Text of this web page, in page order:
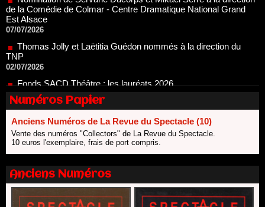
07/07/2026
Thomas Jolly et Laëtitia Guédon nommés à la direction du
TNP
02/07/2026
Fonds SACD Théâtre : les lauréats 2026
23/06/2026
Dispositif ARTCENA Écrire pour le cirque, les lauréats 2026 !
20/06/2026
Le palmarès des prix SACD 2026
18/06/2026
Les 10 lauréats du Fonds Grandes Formes Théâtre 2026
Nomination de Nathalie Garraud et Olivier Saccomano à la
direction du Théâtre de Gennevilliers - CDN
13/06/2026
Numéros Papier
Anciens Numéros de La Revue du Spectacle (10)
Vente des numéros "Collectors" de La Revue du Spectacle.
10 euros l'exemplaire, frais de port compris.
Anciens Numéros